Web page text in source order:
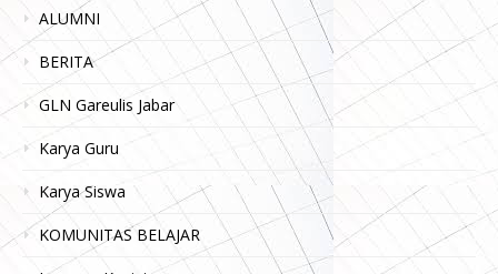
ALUMNI
BERITA
GLN Gareulis Jabar
Karya Guru
Karya Siswa
KOMUNITAS BELAJAR